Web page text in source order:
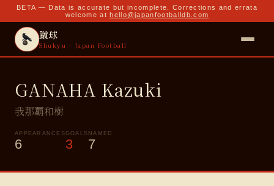
BETA — Data is accurate but incomplete. Corrections and errata
welcome at hello@japanfootballdb.com
蹴球
Shukyu · Japan Football
GANAHA Kazuki
我那覇和樹
APPEARANCES
6
GOALS
3
NAMED
7